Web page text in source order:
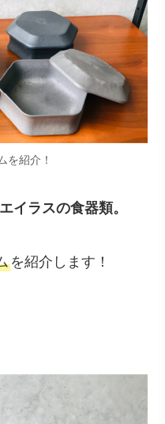
を紹介！
イラスの食器類。
を紹介します！